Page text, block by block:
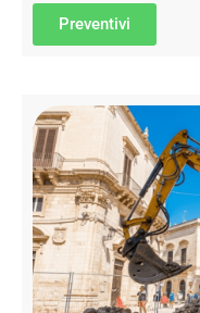
Preventivi